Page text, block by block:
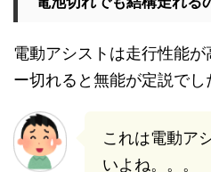
電動アシストは走行性能
ー切れると無能が定説でし
これは電動ア
いよね。。。